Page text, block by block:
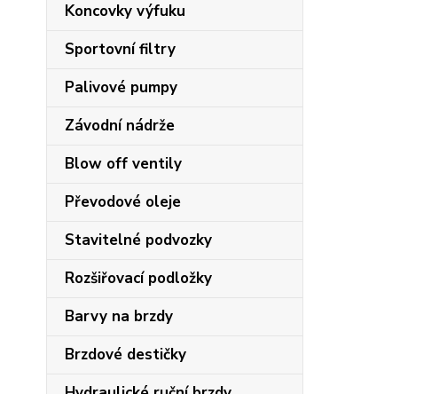
Koncovky výfuku
Sportovní filtry
Palivové pumpy
Závodní nádrže
Blow off ventily
Převodové oleje
Stavitelné podvozky
Rozšiřovací podložky
Barvy na brzdy
Brzdové destičky